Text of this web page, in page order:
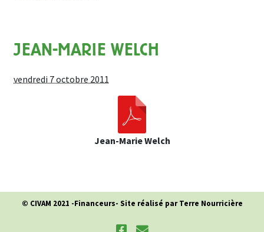
JEAN-MARIE WELCH
vendredi 7 octobre 2011
Jean-Marie Welch
© CIVAM 2021 -Financeurs- Site réalisé par Terre Nourricière